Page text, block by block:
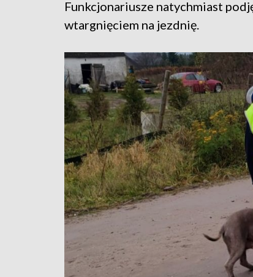
Funkcjonariusze natychmiast
wtargnięciem na jezdnię.